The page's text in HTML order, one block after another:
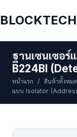
BLOCKTECH
ฐานเซนเซอ
B224BI
หน้าแรก / สินค้าทั้งหมด
แบบ Isolator